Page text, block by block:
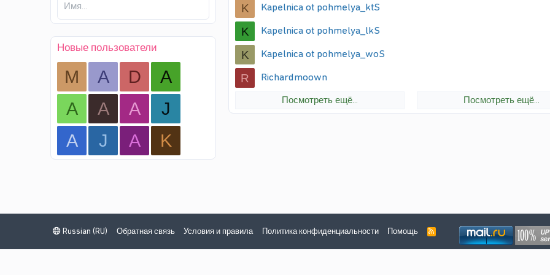
Новые пользователи
M A D
A
A
A A
J
A
J A K
K Kapelnica ot pohmelya_ktS
K Kapelnica ot pohmelya_lkS
K Kapelnica ot pohmelya_woS
R Richardmoown
Посмотреть ещё... Посмотреть ещё...
Russian (RU) Обратная связь Условия и правила Политика конфиденциальности Помощь
R
S
S